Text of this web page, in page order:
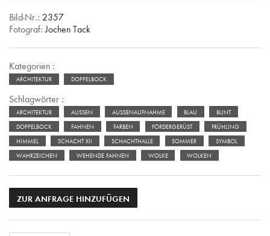
Bild-Nr.: 2357
Fotograf: Jochen Tack
Kategorien :
ARCHITEKTUR DOPPELBOCK
Schlagwörter :
ARCHITEKTUR AUSSEN AUSSENAUFNAHME BLAU BUNT
DOPPELBOCK FAHNEN FARBEN FÖRDERGERÜST FRÜHLING
HIMMEL SCHACHT XII SCHACHTHALLE SOMMER SYMBOL
WAHRZEICHEN WEHENDE FAHNEN WOLKE WOLKEN
ZUR ANFRAGE HINZUFÜGEN